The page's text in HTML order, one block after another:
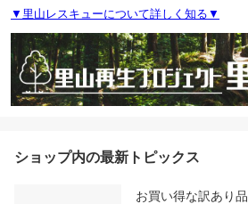
▼里山レスキューについて詳しく知る▼
ショップ内の最新トピックス
お買い得な訳あり品